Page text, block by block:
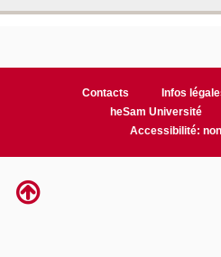
Contacts Infos
heSam Université
Accessibilité: